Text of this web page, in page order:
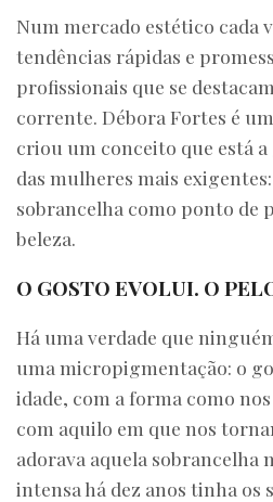
Num mercado estético cada
tendências rápidas e
profissionais que se
corrente. Débora Fortes é
criou um conceito que está
das mulheres mais exigentes:
sobrancelha como ponto de
beleza.
O GOSTO EVOLUI. O
Há uma verdade que
uma micropigmentação: o
idade, com a forma como
com aquilo em que nos
adorava aquela sobrancelha
intensa há dez anos tinha os